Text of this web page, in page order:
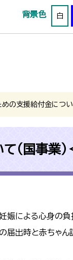
背景色 白
の支援給付金につい
（国事業）
による心身の負
届出時と赤ちゃ